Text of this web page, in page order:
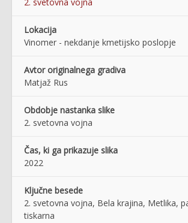
Lokacija
Vinomer - nekdanje kmetijsko poslopje
Avtor originalnega gradiva
Matjaž Rus
Obdobje nastanka slike
2. svetovna vojna
Čas, ki ga prikazuje slika
2022
Ključne besede
2. svetovna vojna, Bela krajina, Metlika,
tiskarna